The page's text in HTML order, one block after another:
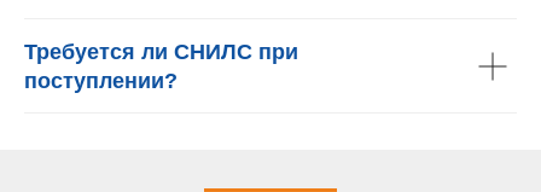
Требуется ли СНИЛС при
поступлении?